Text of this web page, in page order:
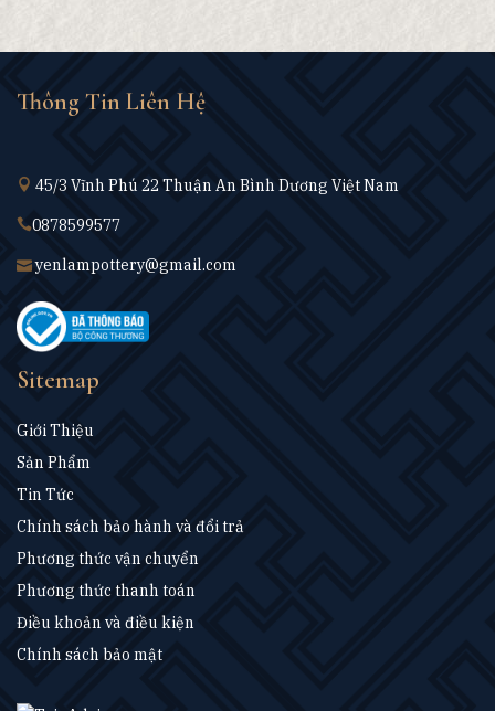
Thông Tin Liên Hệ
45/3 Vĩnh Phú 22 Thuận An Bình Dương Việt Nam
0878599577
yenlampottery@gmail.com
Sitemap
Giới Thiệu
Sản Phẩm
Tin Tức
Chính sách bảo hành và đổi trả
Phương thức vận chuyển
Phương thức thanh toán
Điều khoản và điều kiện
Chính sách bảo mật